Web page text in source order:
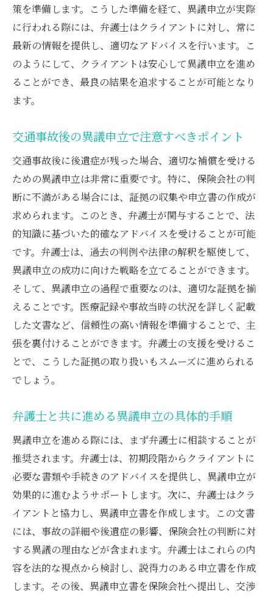
策を準備します。こうした準備を経て、異議申立が実際
に行われる際には、弁護士はクライアントに対し、常に
最新の情報を提供し、適切なアドバイスを行います。こ
のようにして、クライアントは安心して異議申立を進め
ることができ、最良の結果を追求することが可能となり
ます。
交通事故後の異議申立で注意すべきポイント
交通事故後に後遺症が残った場合、適切な補償を受ける
ための異議申立は非常に重要です。特に、保険会社の判
断に不満がある場合には、証拠の収集や申立書の作成が
求められます。このとき、弁護士が関与することで、法
的知識に基づいた的確なアドバイスを受けることが可能
です。弁護士は、過去の判例や法律の解釈を駆使して、
異議申立の成功に向けた戦略を立てることができます。
そして、異議申立の過程で重要なのは、適切な証拠を揃
えることです。医療記録や事故当時の状況を詳しく記載
した文書など、信頼性の高い情報を準備することで、主
張を裏付けることができます。弁護士の支援を受けるこ
とで、こうした証拠の取り扱いもスムーズに進められる
でしょう。
弁護士と共に進める異議申立の具体的手順
異議申立を進める際には、まず弁護士に相談することが
推奨されます。弁護士は、初期段階からクライアントに
必要な書類や手続きのアドバイスを提供し、異議申立が
効果的に進むようサポートします。次に、弁護士はクラ
イアントと協力し、異議申立書を作成します。この文書
には、事故の詳細や後遺症の影響、保険会社の判断に対
する異議の理由などが含まれます。弁護士はこれらの内
容を法的な視点から検討し、説得力のある申立書を作成
します。その後、異議申立書を保険会社へ提出し、交渉